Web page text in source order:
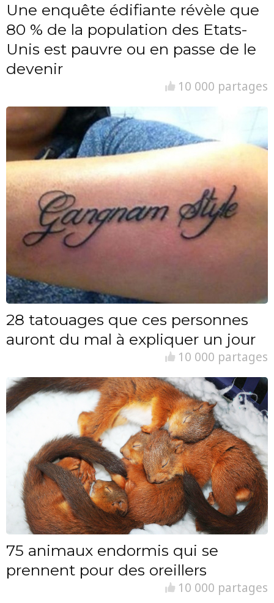
Une enquête édifiante révèle que
80 % de la population des Etats-
Unis est pauvre ou en passe de le
devenir
10 000 partages
28 tatouages que ces personnes
auront du mal à expliquer un jour
10 000 partages
75 animaux endormis qui se
prennent pour des oreillers
10 000 partages